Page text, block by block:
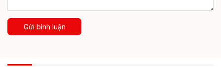
Gửi bình luận